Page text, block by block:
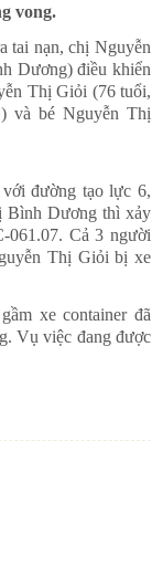
vong.
tai nạn, chị Nguyễn
Dương) điều khiển
Thị Giỏi (76 tuổi,
và bé Nguyễn Thị
đường tạo lực 6,
Bình Dương thì xảy
061.07. Cả 3 người
Thị Giỏi bị xe
xe container đã
Vụ việc đang được